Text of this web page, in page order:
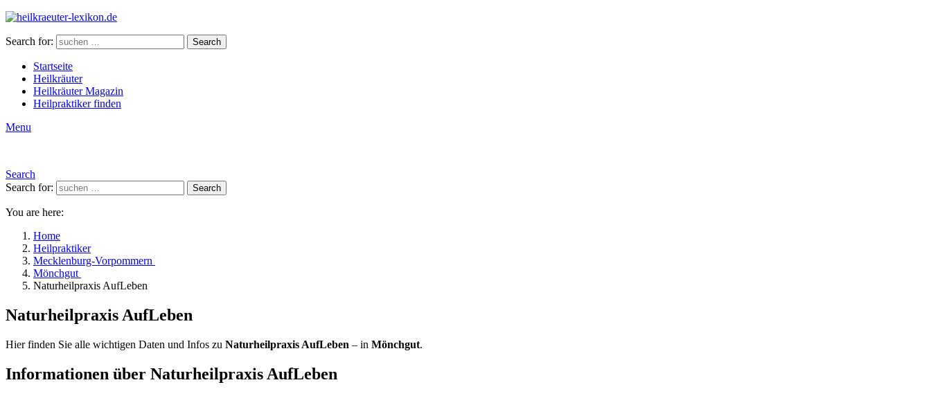
Search for: Search
Startseite
Heilkräuter
Heilkräuter Magazin
Heilpraktiker finden
Menu
Search
Search for:
Search
You are here:
Home
Heilpraktiker
Mecklenburg-Vorpommern
Mönchgut
Naturheilpraxis AufLeben
Naturheilpraxis AufLeben
Hier finden Sie alle wichtigen Daten und Infos zu Naturheilpraxis AufLeben – in Mönchgut.
Informationen über Naturheilpraxis AufLeben